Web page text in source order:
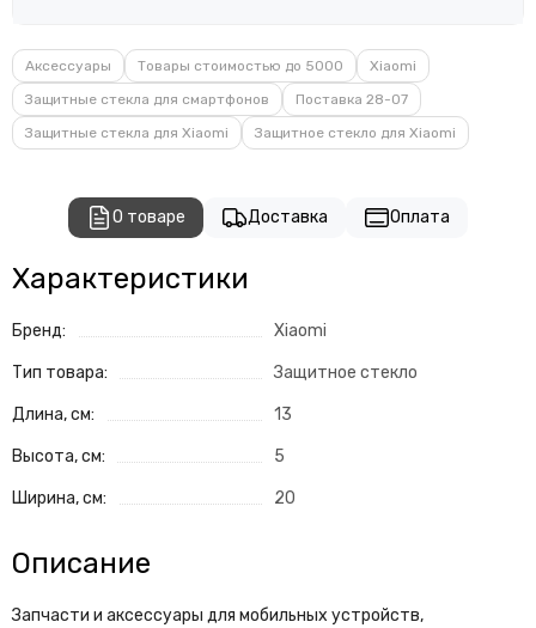
Аксессуары Товары стоимостью до 5000
Xiaomi
Защитные стекла для смартфонов
Поставка 28-07
Защитные стекла для Xiaomi
Защитное стекло для Xiaomi
О товаре Доставка Оплата
Характеристики
Бренд: Xiaomi
Тип товара: Защитное стекло
Длина, см: 13
Высота, см: 5
Ширина, см: 20
Описание
Запчасти и аксессуары для мобильных устройств,